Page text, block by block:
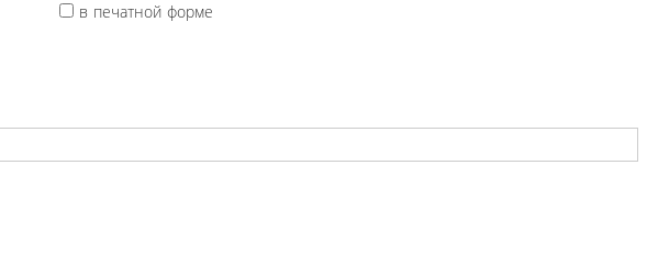
в печатной форме